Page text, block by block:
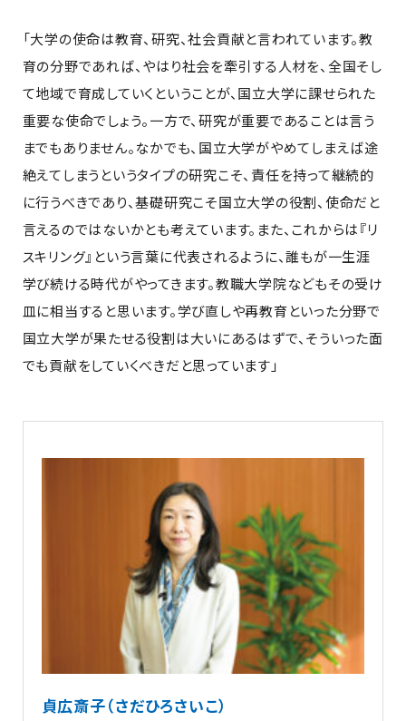
「大学の使命は教育、研究、社会貢献と言われています。教
育の分野であれば、やはり社会を牽引する人材を、全国そし
て地域で育成していくということが、国立大学に課せられた
重要な使命でしょう。一方で、研究が重要であることは言う
までもありません。なかでも、国立大学がやめてしまえば途
絶えてしまうというタイプの研究こそ、責任を持って継続的
に行うべきであり、基礎研究こそ国立大学の役割、使命だと
言えるのではないかとも考えています。また、これからは『リ
スキリング』という言葉に代表されるように、誰もが一生涯
学び続ける時代がやってきます。教職大学院などもその受け
皿に相当すると思います。学び直しや再教育といった分野で
国立大学が果たせる役割は大いにあるはずで、そういった面
でも貢献をしていくべきだと思っています」
貞広斎子（さだひろさいこ）